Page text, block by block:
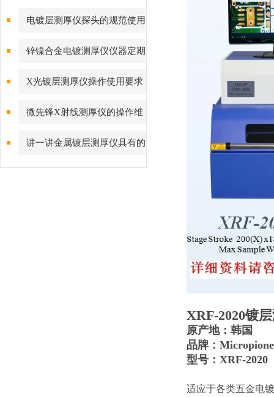
电镀层测厚仪探头的规范使用
锌镍合金电镀测厚仪仪器定期
维护工作有哪些？
X光镀层测厚仪操作使用要求
微先锋X射线测厚仪的操作维
护涉及多个方面
讲一讲金属镀层测厚仪具有的
性能优势
XRF-2020镀
原产地：韩国
品牌：
型号：XRF-2020
适应于各类五金电